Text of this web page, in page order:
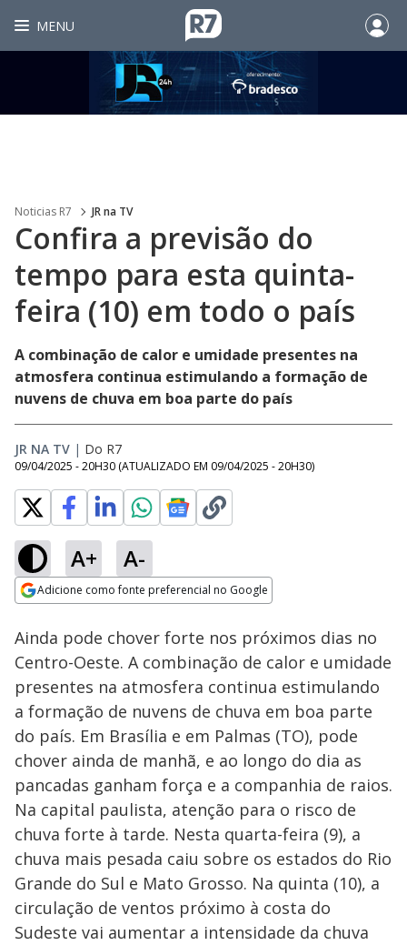
MENU
Noticias R7 JR na TV
Confira a previsão do
tempo para esta quinta-
feira (10) em todo o país
A combinação de calor e umidade presentes na
atmosfera continua estimulando a formação de
nuvens de chuva em boa parte do país
JR NA TV | Do R7
09/04/2025 - 20H30 (ATUALIZADO EM 09/04/2025 - 20H30)
A+ A-
Adicione como fonte preferencial no Google
Ativar
Loaded:
47.44%
Ainda pode chover forte nos próximos dias no
Centro-Oeste. A combinação de calor e umidade
presentes na atmosfera continua estimulando
a formação de nuvens de chuva em boa parte
do país. Em Brasília e em Palmas (TO), pode
chover ainda de manhã, e ao longo do dia as
pancadas ganham força e a companhia de raios.
Na capital paulista, atenção para o risco de
chuva forte à tarde. Nesta quarta-feira (9), a
chuva mais pesada caiu sobre os estados do Rio
Grande do Sul e Mato Grosso. Na quinta (10), a
circulação de ventos próximo à costa do
Sudeste vai aumentar a intensidade da chuva